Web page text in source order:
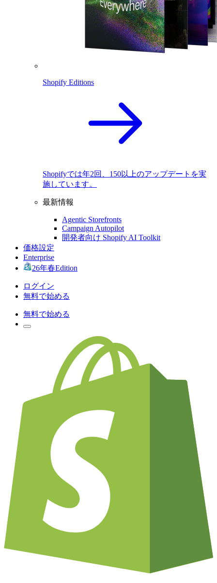
Shopify Editions
Shopifyでは年2回、150以上のアップデートを実
施しています。
最新情報
Agentic Storefronts
Campaign Autopilot
開発者向け Shopify AI Toolkit
価格設定
Enterprise
26年春Edition
ログイン
無料で始める
無料で始める